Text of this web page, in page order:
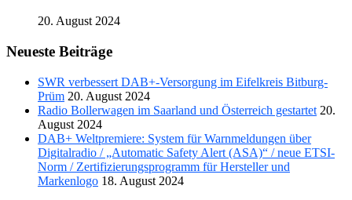
20. August 2024
Neueste Beiträge
SWR verbessert DAB+-Versorgung im Eifelkreis Bitburg-
Prüm 20. August 2024
Radio Bollerwagen im Saarland und Österreich gestartet 20.
August 2024
DAB+ Weltpremiere: System für Warnmeldungen über
Digitalradio / „Automatic Safety Alert (ASA)“ / neue ETSI-
Norm / Zertifizierungsprogramm für Hersteller und
Markenlogo 18. August 2024